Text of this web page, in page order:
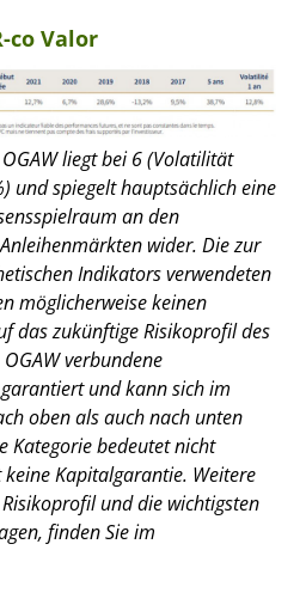
co Valor
liegt bei 6 (Volatilität
und spiegelt hauptsächlich eine
an den
wider. Die zur
Indikators verwendeten
möglicherweise keinen
das zukünftige Risikoprofil des
verbundene
und kann sich im
oben als auch nach unten
Kategorie bedeutet nicht
Kapitalgarantie. Weitere
und die wichtigsten
finden Sie im